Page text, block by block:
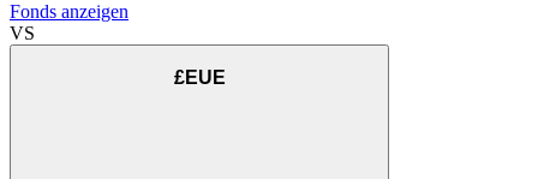
Fonds anzeigen
VS
£EUE